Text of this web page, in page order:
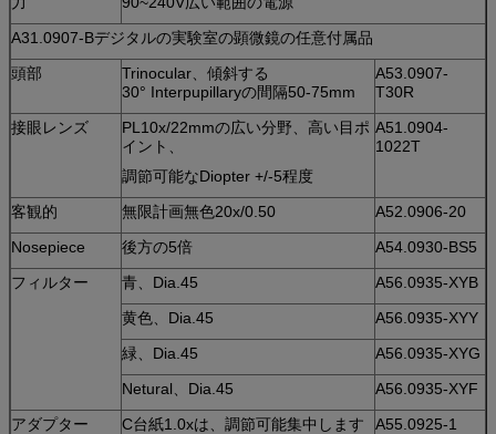
A31.0907-Bデジタルの実験室の顕微鏡の任意付属品
頭部
Trinocular、傾斜する
30° Interpupillaryの間隔50-75mm
A53.0907-
T30R
接眼レンズ
PL10x/22mmの広い分野、高い目ポ
イント、
調節可能なDiopter +/-5程度
A51.0904-
1022T
客観的 無限計画無色20x/0.50
A52.0906-20
Nosepiece
後方の5倍
A54.0930-BS5
フィルター
青、Dia.45
A56.0935-XYB
黄色、Dia.45
A56.0935-XYY
緑、Dia.45
A56.0935-XYG
Netural、Dia.45
A56.0935-XYF
アダプター
C台紙1.0xは、調節可能集中します
A55.0925-1